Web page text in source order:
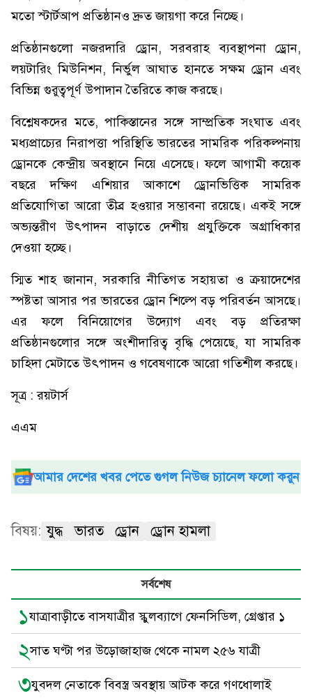
মতো স্টার্টআপ প্রতিষ্ঠানও দ্রুত জায়গা করে নিচ্ছে।
প্রতিষ্ঠানগুলো নজরদারি ড্রোন, সরবরাহ ব্যবস্থাপনা ড্রোন,
লয়টারিং মিউনিশন, নির্ভুল আঘাত হানতে সক্ষম ড্রোন এবং
বিভিন্ন গুরুত্বপূর্ণ উপাদান তৈরিতে কাজ করছে।
বিশ্লেষকদের মতে, পাকিস্তানের সঙ্গে সাম্প্রতিক সংঘাত এবং
মধ্যপ্রাচ্যের নিরাপত্তা পরিস্থিতি ভারতের সামরিক পরিকল্পনায়
ড্রোনকে কেন্দ্রীয় অবস্থানে নিয়ে এসেছে। ফলে আগামী কয়েক
বছরে দক্ষিণ এশিয়ার আকাশে ড্রোনভিত্তিক সামরিক
প্রতিযোগিতা আরো তীব্র হওয়ার সম্ভাবনা রয়েছে। একই সঙ্গে
অভ্যন্তরীণ উৎপাদন বাড়াতে দেশীয় প্রযুক্তিকে অগ্রাধিকার
দেওয়া হচ্ছে।
স্মিত শাহ জানান, সরকারি নীতিগত সহায়তা ও ক্রয়াদেশের
স্পষ্টতা আসার পর ভারতের ড্রোন শিল্পে বড় পরিবর্তন আসছে।
এর ফলে বিনিয়োগের উদ্যোগ এবং বড় প্রতিরক্ষা
প্রতিষ্ঠানগুলোর সঙ্গে অংশীদারিত্ব বৃদ্ধি পেয়েছে, যা সামরিক
চাহিদা মেটাতে উৎপাদন ও গবেষণাকে আরো গতিশীল করছে।
সূত্র : রয়টার্স
এএম
আমার দেশের খবর পেতে গুগল নিউজ চ্যানেল ফলো করুন
বিষয়: যুদ্ধ ভারত ড্রোন ড্রোন হামলা
সর্বশেষ
১যাত্রাবাড়ীতে বাসযাত্রীর স্কুলব্যাগে ফেনসিডিল, গ্রেপ্তার ১
২সাত ঘণ্টা পর উড়োজাহাজ থেকে নামল ২৫৬ যাত্রী
৩যুবদল নেতাকে বিবস্ত্র অবস্থায় আটক করে গণধোলাই